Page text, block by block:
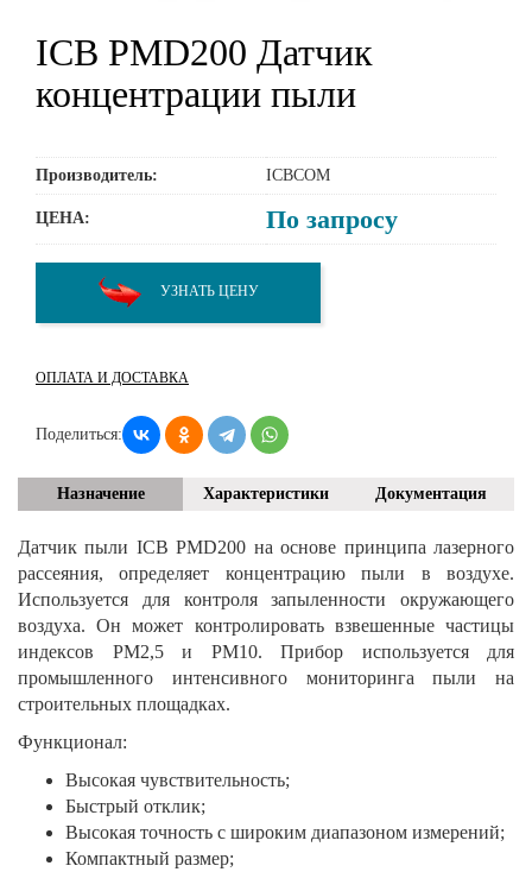
ICB PMD200 Датчик
концентрации пыли
Производитель: ICBCOM
ЦЕНА: По запросу
УЗНАТЬ ЦЕНУ
ОПЛАТА И ДОСТАВКА
Поделиться:
Назначение Характеристики Документация
Датчик пыли ICB PMD200 на основе принципа лазерного
рассеяния, определяет концентрацию пыли в воздухе.
Используется для контроля запыленности окружающего
воздуха. Он может контролировать взвешенные частицы
индексов PM2,5 и PM10. Прибор используется для
промышленного интенсивного мониторинга пыли на
строительных площадках.
Функционал:
Высокая чувствительность;
Быстрый отклик;
Высокая точность с широким диапазоном измерений;
Компактный размер;